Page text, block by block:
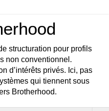
structuration pour profils
non conventionnel.
d’intérêts privés. Ici, pas
qui tiennent sous
Brotherhood.